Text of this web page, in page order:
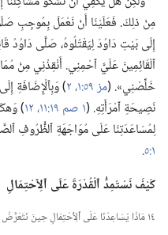
مِنْ ذلِكَ.‏ فَعَلَيْنَا أَنْ نَعْمَلَ بِمُوجِبِ
إِلَى بَيْتِ دَاوُدَ لِيَقْتُلُوهُ،‏ صَلَّى دَاوُدُ
ٱلْقَائِمِينَ عَلَيَّ ٱحْمِنِي.‏ أَنْقِذْنِي مِنْ
خَلِّصْنِي».‏ (‏مز ٥٩:‏١،‏ ٢
‏)‏ وَبِٱلْإِضَافَةِ
نَصِيحَةِ ٱمْرَأَتِهِ.‏ (‏١ صم ١٩:‏١١،‏ ١٢
‏)‏
لِمُسَاعَدَتِنَا عَلَى مُوَاجَهَةِ ٱلظُّرُوفِ
١:‏٥ ‏.‏
كَيْفَ نَسْتَمِدُّ ٱلْقُدْرَةَ عَلَى ٱلِٱحْتِمَالِ
١٤ مَاذَا يُسَاعِدُنَا عَلَى ٱلِٱحْتِمَالِ حِينَ نَتَعَرَّضُ لِلْمِحَنِ؟‏